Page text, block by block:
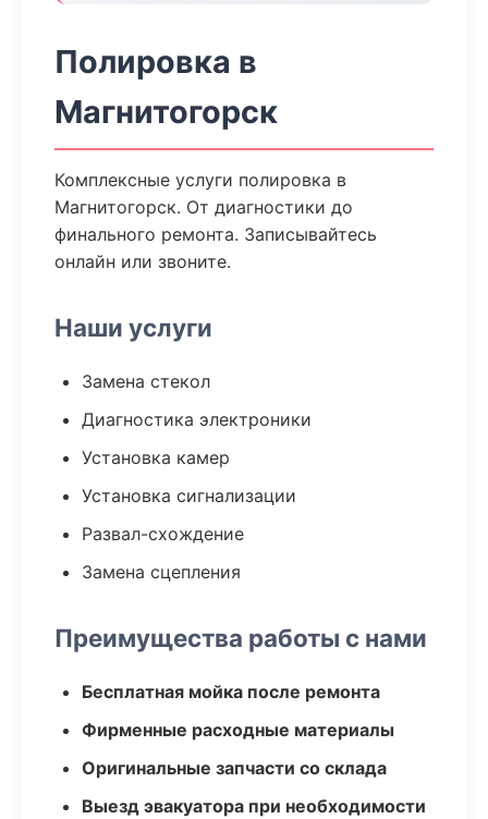
Полировка в
Магнитогорск
Комплексные услуги полировка в
Магнитогорск. От диагностики до
финального ремонта. Записывайтесь
онлайн или звоните.
Наши услуги
Замена стекол
Диагностика электроники
Установка камер
Установка сигнализации
Развал-схождение
Замена сцепления
Преимущества работы с нами
Бесплатная мойка после ремонта
Фирменные расходные материалы
Оригинальные запчасти со склада
Выезд эвакуатора при необходимости